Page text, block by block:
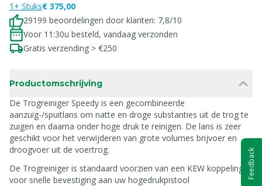
1+ Stuks€ 375,00
29199 beoordelingen door klanten: 7,8/10
Voor 11:30u besteld, vandaag verzonden
Gratis verzending > €250
Productomschrijving
De Trogreiniger Speedy is een gecombineerde
aanzuig-/spuitlans om natte en droge substanties uit de trog te
zuigen en daarna onder hoge druk te reinigen. De lans is zeer
geschikt voor het verwijderen van grote volumes brijvoer en
droogvoer uit de voertrog.
De Trogreiniger is standaard voorzien van een KEW koppeling
voor snelle bevestiging aan uw hogedrukpistool
Feedback